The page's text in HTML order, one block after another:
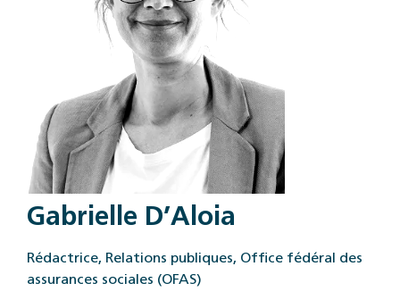
Gabrielle D’Aloia
Rédactrice, Relations publiques, Office fédéral des
assurances sociales (OFAS)